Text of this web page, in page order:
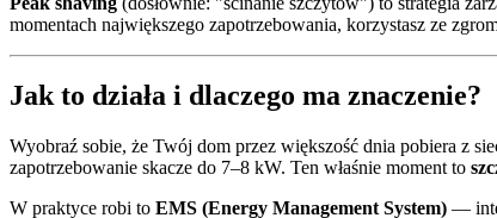
momentach największego zapotrzebowania, korzystasz ze
Jak to działa i dlaczego ma znaczenie?
Wyobraź sobie, że Twój dom przez większość dnia pobiera z
zapotrzebowanie skacze do 7–8 kW. Ten właśnie moment to
W praktyce robi to EMS (Energy Management System) —